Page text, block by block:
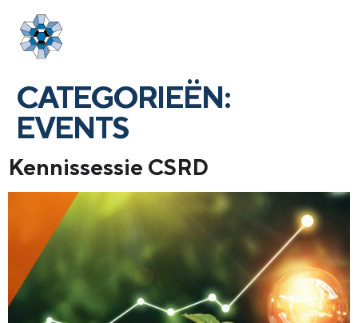
CATEGORIEËN:
EVENTS
Kennissessie CSRD